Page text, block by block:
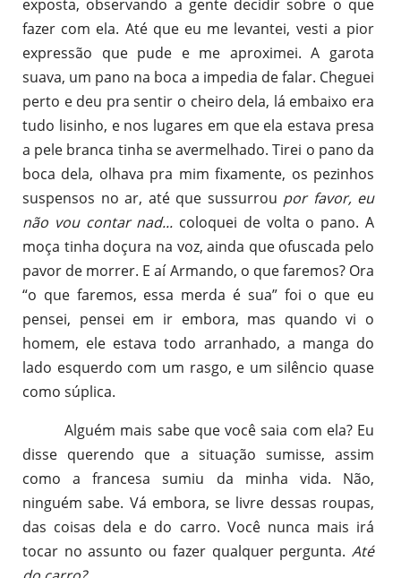
exposta, observando a gente decidir sobre o que
fazer com ela. Até que eu me levantei, vesti a pior
expressão que pude e me aproximei. A garota
suava, um pano na boca a impedia de falar. Cheguei
perto e deu pra sentir o cheiro dela, lá embaixo era
tudo lisinho, e nos lugares em que ela estava presa
a pele branca tinha se avermelhado. Tirei o pano da
boca dela, olhava pra mim fixamente, os pezinhos
suspensos no ar, até que sussurrou por favor, eu
não vou contar nad... coloquei de volta o pano. A
moça tinha doçura na voz, ainda que ofuscada pelo
pavor de morrer. E aí Armando, o que faremos? Ora
“o que faremos, essa merda é sua” foi o que eu
pensei, pensei em ir embora, mas quando vi o
homem, ele estava todo arranhado, a manga do
lado esquerdo com um rasgo, e um silêncio quase
como súplica.
Alguém mais sabe que você saia com ela? Eu
disse querendo que a situação sumisse, assim
como a francesa sumiu da minha vida. Não,
ninguém sabe. Vá embora, se livre dessas roupas,
das coisas dela e do carro. Você nunca mais irá
tocar no assunto ou fazer qualquer pergunta. Até